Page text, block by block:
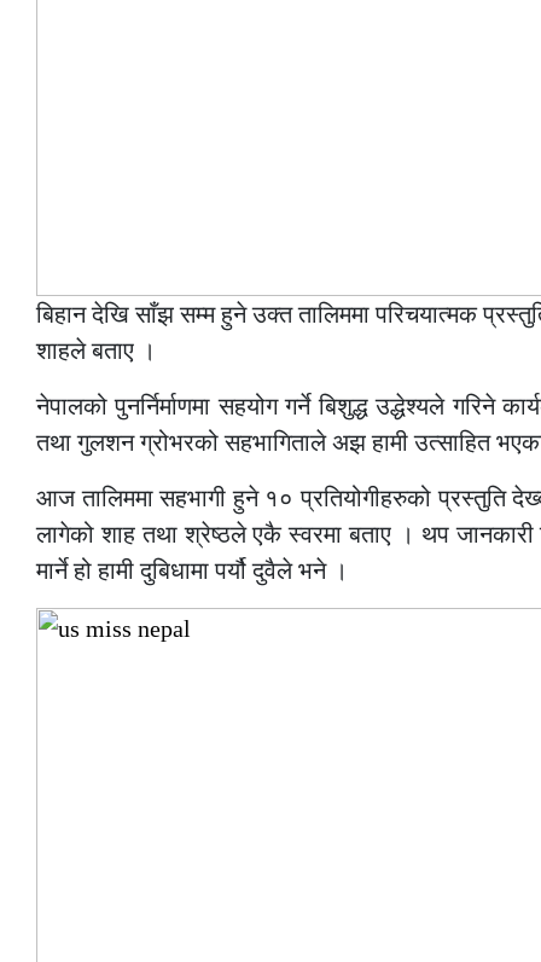
बिहान देखि साँझ सम्म हुने उक्त तालिममा परिचयात्मक
शाहले बताए ।
नेपालको पुनर्निर्माणमा सहयोग गर्ने बिशुद्ध उद्धेश्यले गरिने
तथा गुलशन ग्रोभरको सहभागिताले अझ हामी उत्साहित
आज तालिममा सहभागी हुने १० प्रतियोगीहरुको प्रस्तुति
लागेको शाह तथा श्रेष्ठले एकै स्वरमा बताए । थप
मार्ने हो हामी दुबिधामा पर्यौ दुवैले भने ।